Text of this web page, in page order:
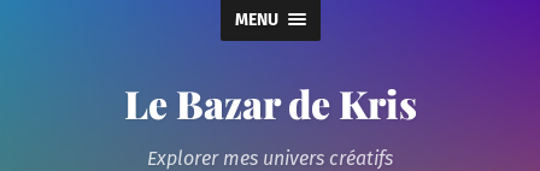
MENU
Le Bazar de Kris
Explorer mes univers créatifs